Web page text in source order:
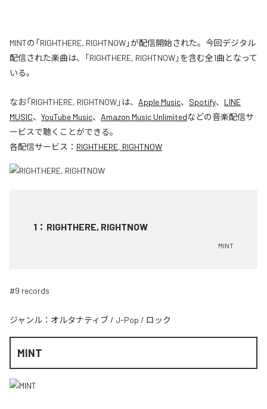
MINTの「RIGHTHERE, RIGHTNOW」が配信開始された。今回デジタル
配信された楽曲は、「RIGHTHERE, RIGHTNOW」を含む全1曲となって
いる。
なお「RIGHTHERE, RIGHTNOW」は、 Apple Music、 Spotify、 LINE
MUSIC、 YouTube Music、 Amazon Music Unlimitedなどの音楽配信サ
ービスで聴くことができる。
各配信サービス： RIGHTHERE, RIGHTNOW
1 ： RIGHTHERE, RIGHTNOW
MINT
#9 records
ジャンル： オルタナティブ / J-Pop / ロック
MINT